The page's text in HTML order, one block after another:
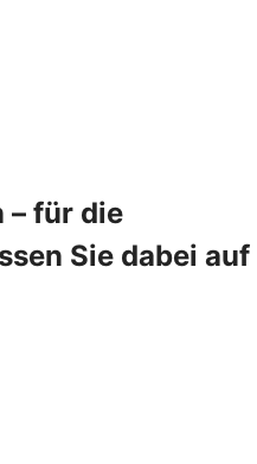
– für die
Sie dabei auf